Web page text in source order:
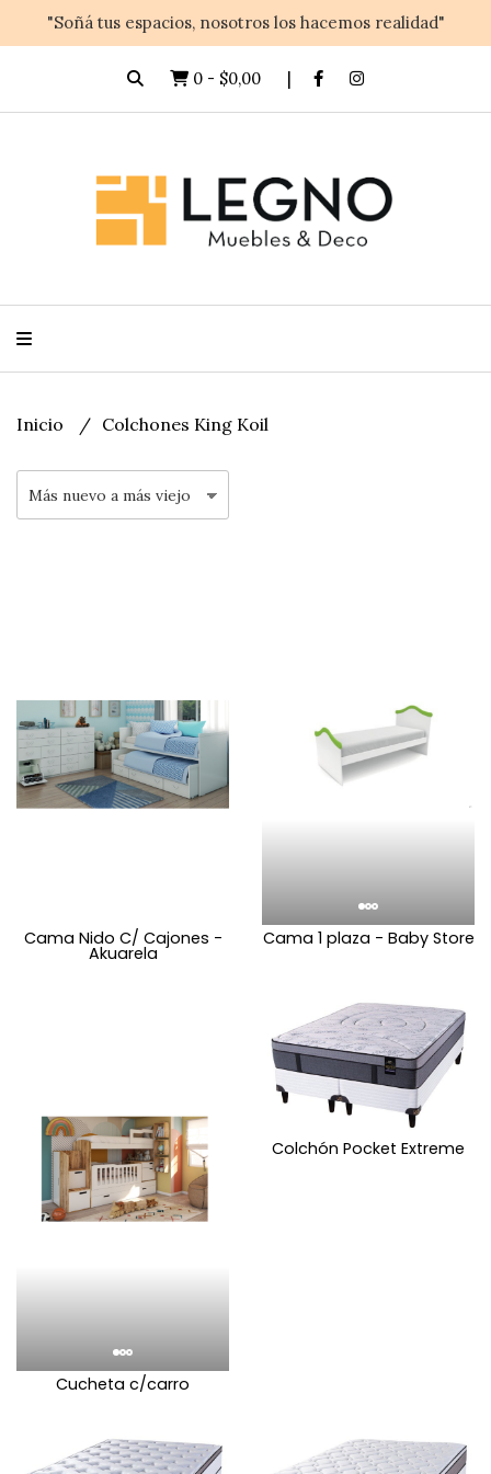
"Soñá tus espacios, nosotros los hacemos realidad"
0 - $0,00
Inicio Colchones King Koil
Cama Nido C/ Cajones -
Akuarela
Cama 1 plaza - Baby Store
Cucheta c/carro
Colchón Pocket Extreme